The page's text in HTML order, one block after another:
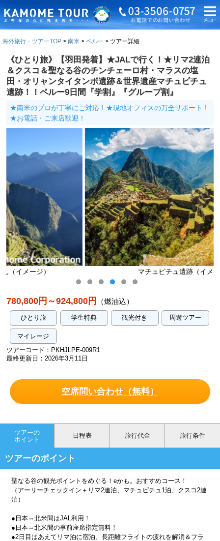
海外旅行・ツアーTOP 南米 ペルー ツアー詳細
《ひとり旅》【羽田発着】★JALで行く！★リマ2連泊
＆クスコ＆聖なる谷のチンチェーロ村・マラスの塩
田・オリャンタイタンボ遺跡＆世界遺産マチュピチュ
遺跡！！ペルー9日間『学割』『グループ割』
★南米のプロが丁寧にご対応！★現地オフィスの万全サポート！
★お電話・ご来店歓迎！
マチュピチュ遺跡（イメージ）
780,800円～924,800円 （燃油込）
ひとり旅 学生特典 観光付き 周遊ツアー
マイレージ
ツアーコード：PKHJLPE-009R1
最終更新日：2026年3月11日
空席問い合わせ（無料）
ツアーの
ポイント
日程表 旅行代金 旅行条件
ツアーのポイント
聖なる谷の観光ポイントをめぐる！eかも。おすすめコース！
（アーリーチェックイン＋リマ2連泊、マチュピチュ1泊、クスコ2連
泊）
●日本⇔北米間はJAL利用！
●日本⇔北米間の事前座席指定無料！
●2日目はあえてリマ泊に宿泊。長距離フライトの疲れを解消＆フラ